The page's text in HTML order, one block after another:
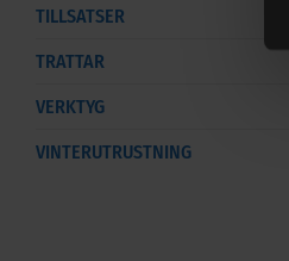
TILLSATSER
TRATTAR
VERKTYG
VINTERUTRUSTNING